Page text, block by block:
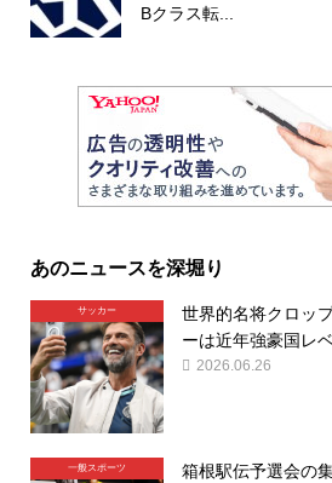
Bクラス転...
あのニュースを深堀り
サッカー
世界的名将クロッ
ーは近年強豪国レ
2026.06.26
一般スポーツ
箱根駅伝予選会の